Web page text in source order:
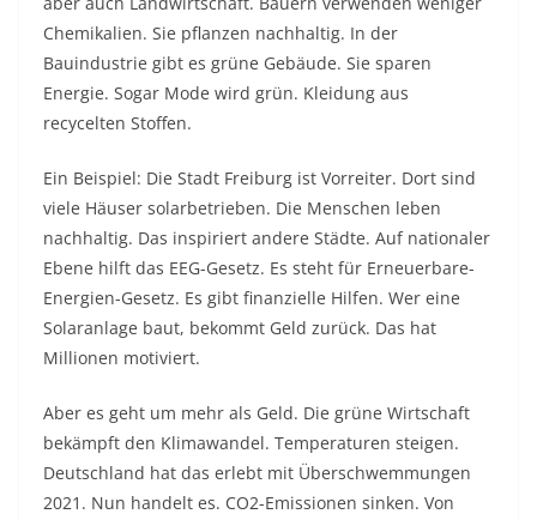
Chemikalien. Sie pflanzen nachhaltig. In der
Bauindustrie gibt es grüne Gebäude. Sie sparen
Energie. Sogar Mode wird grün. Kleidung aus
recycelten Stoffen.
Ein Beispiel: Die Stadt Freiburg ist Vorreiter. Dort sind
viele Häuser solarbetrieben. Die Menschen leben
nachhaltig. Das inspiriert andere Städte. Auf nationaler
Ebene hilft das EEG-Gesetz. Es steht für Erneuerbare-
Energien-Gesetz. Es gibt finanzielle Hilfen. Wer eine
Solaranlage baut, bekommt Geld zurück. Das hat
Millionen motiviert.
Aber es geht um mehr als Geld. Die grüne Wirtschaft
bekämpft den Klimawandel. Temperaturen steigen.
Deutschland hat das erlebt mit Überschwemmungen
2021. Nun handelt es. CO2-Emissionen sinken. Von